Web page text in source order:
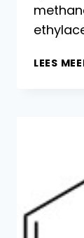
LEES